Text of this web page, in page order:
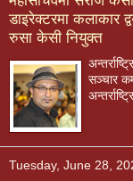
डाइरेक्टरमा कलाकार
रुसा केसी नियुक्त
सञ्चार
Tuesday, June 28,